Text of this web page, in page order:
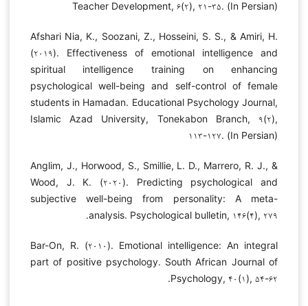
Teacher Development, ۶(۲), ۲۱-۳۵. (In Persian)
Afshari Nia, K., Soozani, Z., Hosseini, S. S., & Amiri, H.
(۲۰۱۹). Effectiveness of emotional intelligence and
spiritual intelligence training on enhancing
psychological well-being and self-control of female
students in Hamadan. Educational Psychology Journal,
Islamic Azad University, Tonekabon Branch, ۹(۲),
۱۱۳-۱۲۷. (In Persian)
Anglim, J., Horwood, S., Smillie, L. D., Marrero, R. J., &
Wood, J. K. (۲۰۲۰). Predicting psychological and
subjective well-being from personality: A meta-
analysis. Psychological bulletin, ۱۴۶(۴), ۲۷۹.
Bar-On, R. (۲۰۱۰). Emotional intelligence: An integral
part of positive psychology. South African Journal of
Psychology, ۴۰(۱), ۵۴-۶۲.